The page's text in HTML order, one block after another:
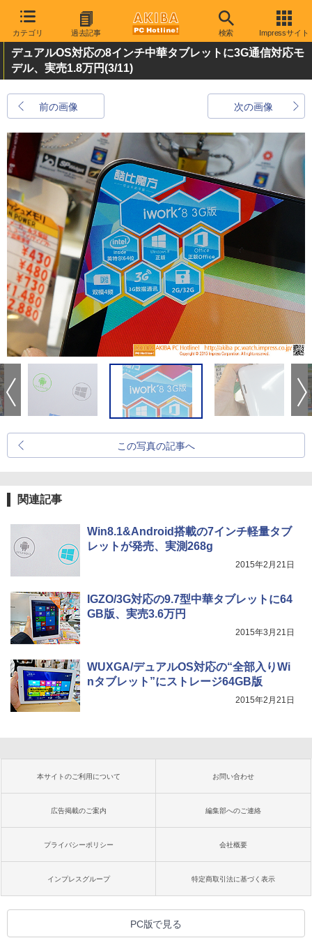
カテゴリ 過去記事 検索 Impressサイト
デュアルOS対応の8インチ中華タブレットに3G通信対応モ
デル、実売1.8万円(3/11)
前の画像 次の画像
この写真の記事へ
関連記事
Win8.1&Android搭載の7インチ軽量タブ
レットが発売、実測268g
2015年2月21日
IGZO/3G対応の9.7型中華タブレットに64
GB版、実売3.6万円
2015年3月21日
WUXGA/デュアルOS対応の“全部入りWi
nタブレット”にストレージ64GB版
2015年2月21日
本サイトのご利用について お問い合わせ
広告掲載のご案内 編集部へのご連絡
プライバシーポリシー 会社概要
インプレスグループ 特定商取引法に基づく表示
PC版で見る